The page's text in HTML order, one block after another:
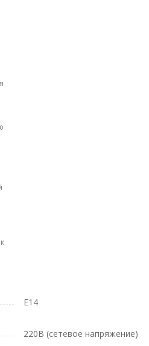
E14
220В (сетевое напряжение)